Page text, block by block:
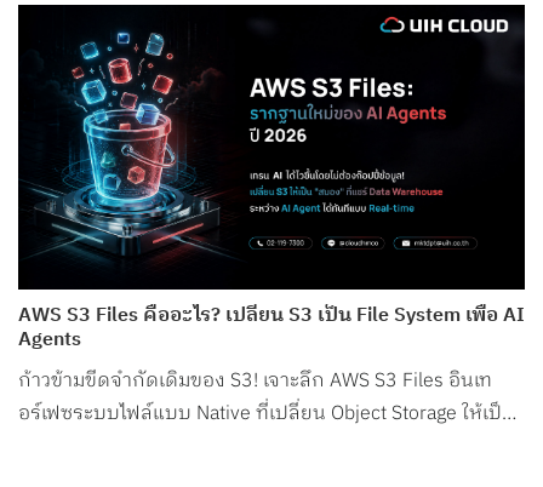
AWS S3 Files คืออะไร? เปลี่ยน S3 เป็น File System เพื่อ AI
Agents
ก้าวข้ามขีดจำกัดเดิมของ S3! เจาะลึก AWS S3 Files อินเท
อร์เฟซระบบไฟล์แบบ Native ที่เปลี่ยน Object Storage ให้เป็น